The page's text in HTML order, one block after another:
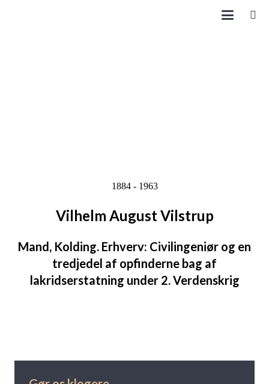
1884 - 1963
Vilhelm August Vilstrup
Mand, Kolding. Erhverv: Civilingeniør og en
tredjedel af opfinderne bag af
lakridserstatning under 2. Verdenskrig